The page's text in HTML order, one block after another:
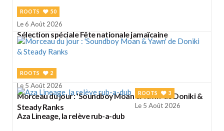
ROOTS 50
Le 6 Août 2026
Sélection spéciale Fête nationale jamaïcaine
ROOTS 2
Le 5 Août 2026
Morceau du jour : 'Soundboy Moan & Yawn' de Doniki &
Steady Ranks
ROOTS 3
Le 5 Août 2026
Aza Lineage, la relève rub-a-dub